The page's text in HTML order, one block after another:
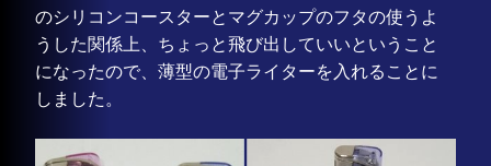
のシリコンコースターとマグカップのフタの使うよ
うした関係上、ちょっと飛び出していいということ
になったので、薄型の電子ライターを入れることに
しました。